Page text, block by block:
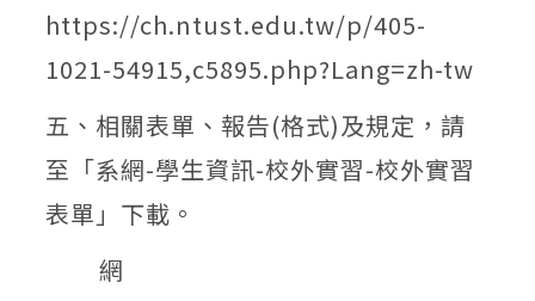
https://ch.ntust.edu.tw/p/405-
1021-54915,c5895.php?Lang=zh-tw
五、相關表單、報告(格式)及規定，請
至「系網-學生資訊-校外實習-校外實習
表單 」下載。
網